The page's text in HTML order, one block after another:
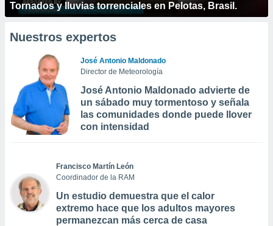
Tornados y lluvias torrenciales en Pelotas, Brasil.
Nuestros expertos
José Antonio Maldonado
Director de Meteorología
José Antonio Maldonado advierte de
un sábado muy tormentoso y señala
las comunidades donde puede llover
con intensidad
Francisco Martín León
Coordinador de la RAM
Un estudio demuestra que el calor
extremo hace que los adultos mayores
permanezcan más cerca de casa